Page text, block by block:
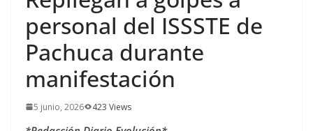
personal del ISSSTE de
Pachuca durante
manifestación
5 junio, 2026 423 Views